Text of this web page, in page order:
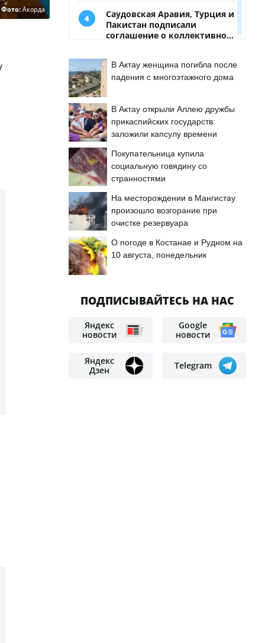
Фото:Акорда
В Актау женщина погибла после
падения с многоэтажного дома
В Актау открыли Аллею дружбы
прикаспийских государств:
заложили капсулу времени
Покупательница купила
социальную говядину со
странностями
На месторождении в Мангистау
произошло возгорание при
очистке резервуара
О погоде в Костанае и Рудном на
10 августа, понедельник
ПОДПИСЫВАЙТЕСЬ НА НАС
Яндекс
новости
Google
новости
Яндекс
Дзен
Telegram